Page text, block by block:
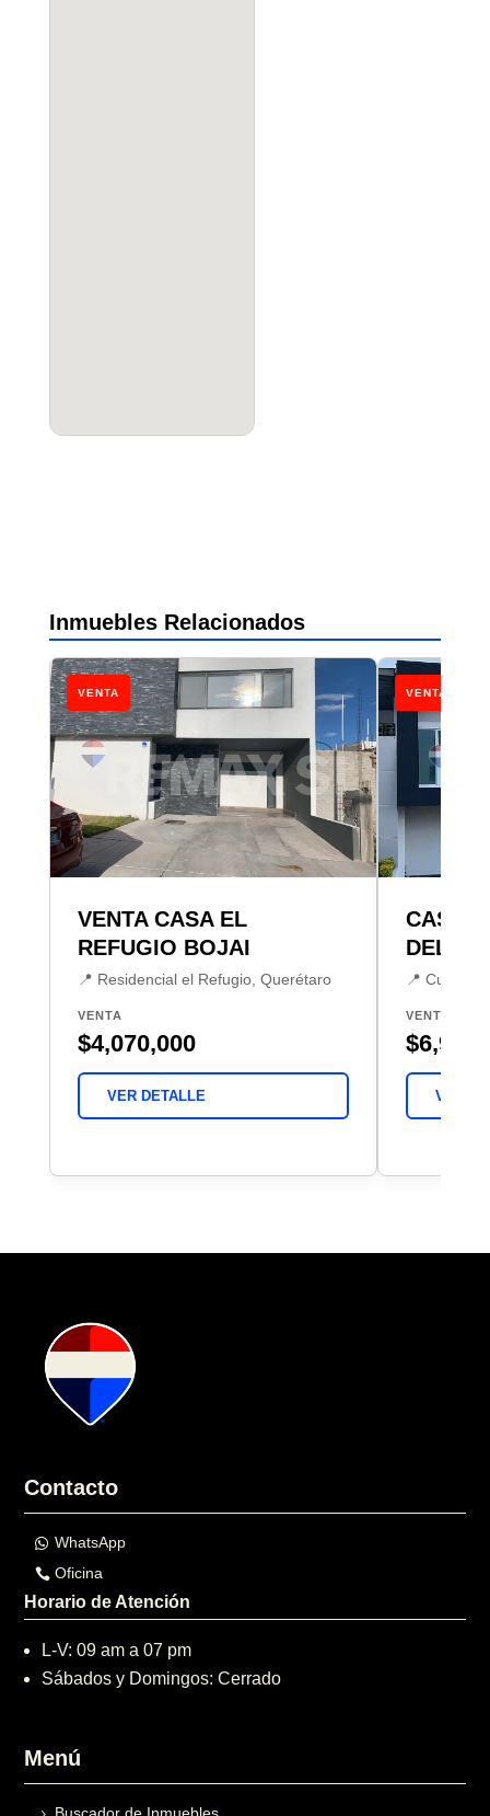
Inmuebles Relacionados
VENTA
VENTA CASA EL
REFUGIO BOJAI
📍 Residencial el Refugio, Querétaro
VENTA
$4,070,000
VER DETALLE
VENTA
CASA
DEL
📍
VENTA
VER
Contacto
WhatsApp
Oficina
Horario de Atención
L-V: 09 am a 07 pm
Sábados y Domingos: Cerrado
Menú